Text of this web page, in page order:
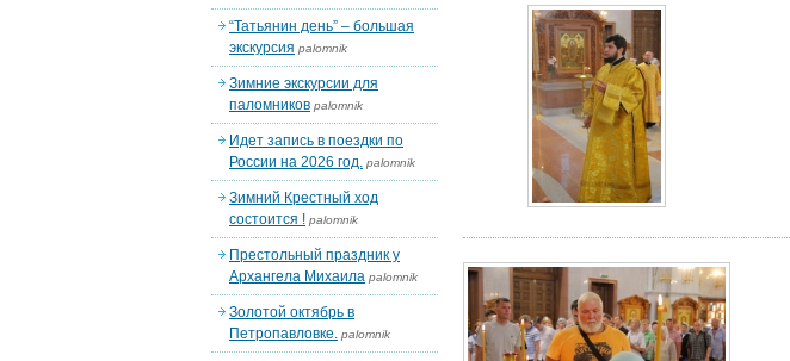
“Татьянин день” – большая
экскурсия palomnik
Зимние экскурсии для
паломников palomnik
Идет запись в поездки по
России на 2026 год. palomnik
Зимний Крестный ход
состоится ! palomnik
Престольный праздник у
Архангела Михаила palomnik
Золотой октябрь в
Петропавловке. palomnik